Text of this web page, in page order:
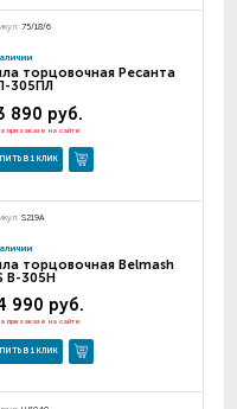
75/18/6
торцовочная Ресанта
305ПЛ
890 руб.
при заказе на сайте
В 1 КЛИК
S219A
торцовочная Belmash
B-305H
990 руб.
при заказе на сайте
В 1 КЛИК